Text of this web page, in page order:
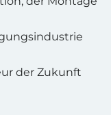
der Zukunft